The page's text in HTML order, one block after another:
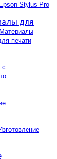
Stylus Pro
для
Материалы
печати
с
Изготовление